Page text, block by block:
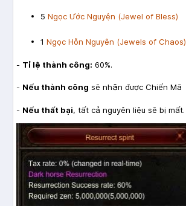
5 Ngọc Ước Nguyện (Jewel of Bless)
1 Ngọc Hỗn Nguyên (Jewels of Chaos)
- Tỉ lệ thành công: 60%.
- Nếu thành công sẽ nhận được Chiến Mã
- Nếu thất bại, tất cả nguyên liệu sẽ bị mất.